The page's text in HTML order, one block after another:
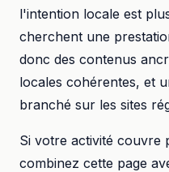
l'intention locale est
cherchent une
donc des contenus
locales cohérentes, et
branché sur les sites
Si votre activité couvre
combinez cette page